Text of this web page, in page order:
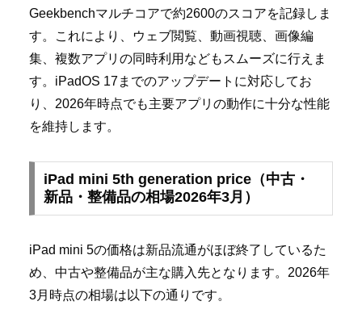
Geekbenchマルチコアで約2600のスコアを記録しま
す。これにより、ウェブ閲覧、動画視聴、画像編
集、複数アプリの同時利用などもスムーズに行えま
す。iPadOS 17までのアップデートに対応してお
り、2026年時点でも主要アプリの動作に十分な性能
を維持します。
iPad mini 5th generation price（中古・
新品・整備品の相場2026年3月）
iPad mini 5の価格は新品流通がほぼ終了しているた
め、中古や整備品が主な購入先となります。2026年
3月時点の相場は以下の通りです。